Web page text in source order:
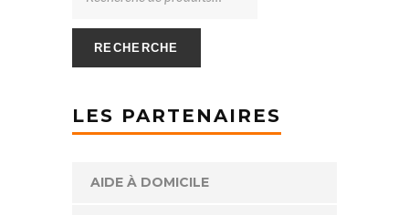
RECHERCHE
LES PARTENAIRES
AIDE À DOMICILE